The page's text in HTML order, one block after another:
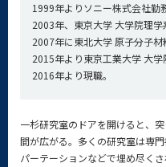
1999年よりソニー株式会社勤
2003年、東京大学 大学院理学
2007年に東北大学 原子分子材
2015年より東京工業大学 大学
2016年より現職。
一杉研究室のドアを開けると、
間が広がる。多くの研究室は専
パーテーションなどで埋め尽く